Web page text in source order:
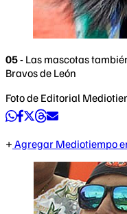
05 - Las mascotas
Bravos de León
Foto de Editorial
Agregar Mediotiempo